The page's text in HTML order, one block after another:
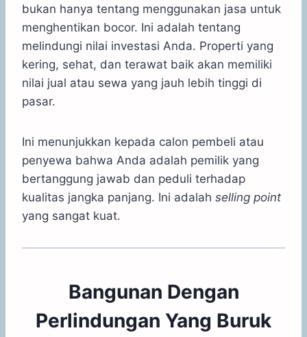
bukan hanya tentang menggunakan jasa untuk
menghentikan bocor. Ini adalah tentang
melindungi nilai investasi Anda. Properti yang
kering, sehat, dan terawat baik akan memiliki
nilai jual atau sewa yang jauh lebih tinggi di
pasar.
Ini menunjukkan kepada calon pembeli atau
penyewa bahwa Anda adalah pemilik yang
bertanggung jawab dan peduli terhadap
kualitas jangka panjang. Ini adalah selling point
yang sangat kuat.
Bangunan Dengan
Perlindungan Yang Buruk